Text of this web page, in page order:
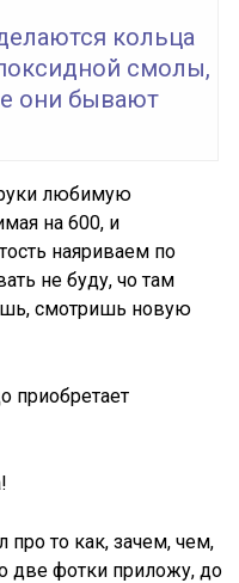
кольца
смолы,
они бывают
любимую
на 600, и
наяриваем по
не буду, чо там
смотришь новую
приобретает
про то как, зачем, чем,
две фотки приложу, до